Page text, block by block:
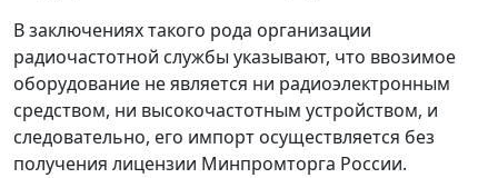
В заключениях такого рода организации
радиочастотной службы указывают, что ввозимое
оборудование не является ни радиоэлектронным
средством, ни высокочастотным устройством, и
следовательно, его импорт осуществляется без
получения лицензии Минпромторга России.